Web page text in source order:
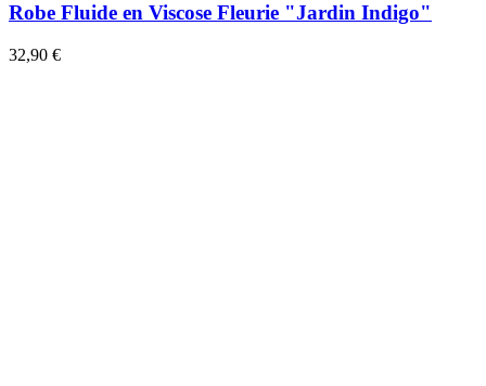
Robe Fluide en Viscose Fleurie "Jardin Indigo"
32,90 €